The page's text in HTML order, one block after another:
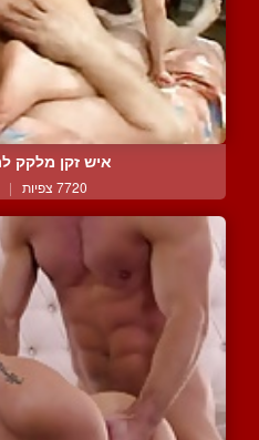
איש זקן מלקק
7720 צפיות |